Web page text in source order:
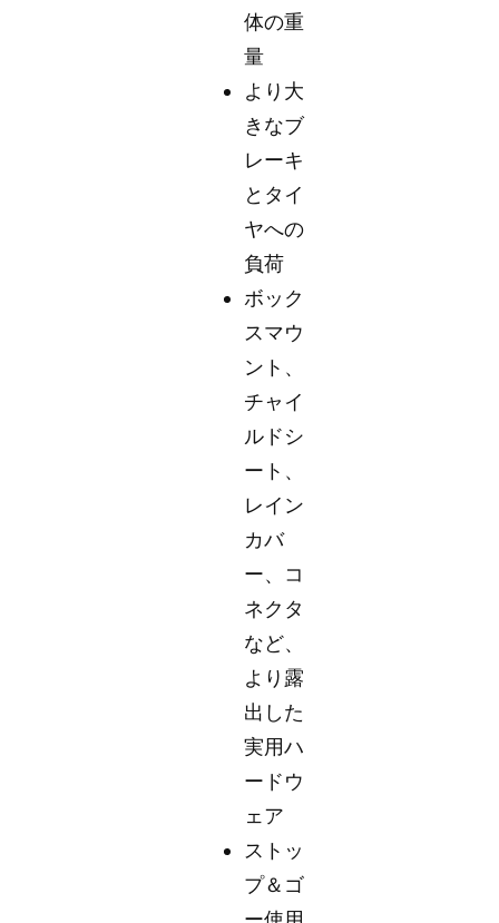
体の重
量
より大
きなブ
レーキ
とタイ
ヤへの
負荷
ボック
スマウ
ント、
チャイ
ルドシ
ート、
レイン
カバ
ー、コ
ネクタ
など、
より露
出した
実用ハ
ードウ
ェア
ストッ
プ＆ゴ